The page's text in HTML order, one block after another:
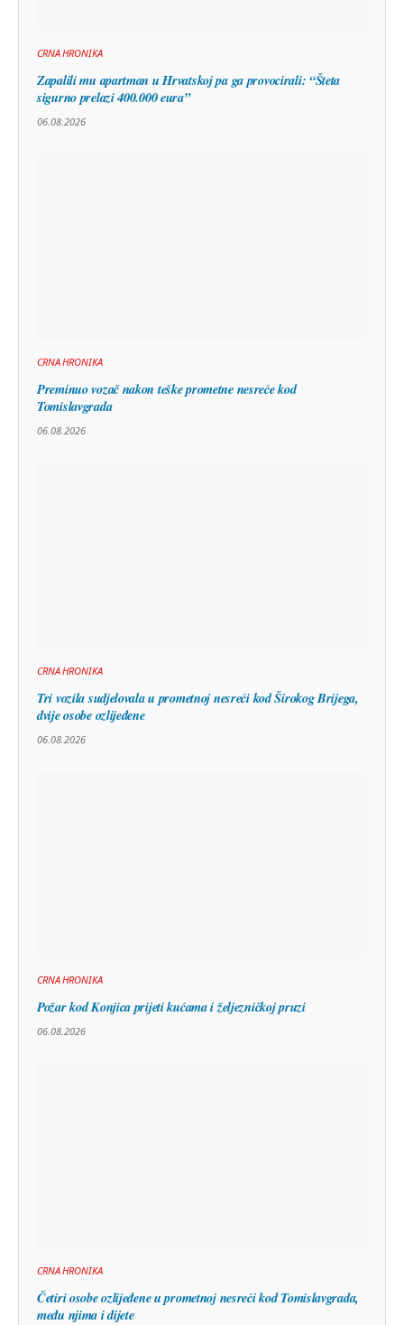
CRNA HRONIKA
Zapalili mu apartman u Hrvatskoj pa ga provocirali: “Šteta
sigurno prelazi 400.000 eura”
06.08.2026
CRNA HRONIKA
Preminuo vozač nakon teške prometne nesreće kod
Tomislavgrada
06.08.2026
CRNA HRONIKA
Tri vozila sudjelovala u prometnoj nesreći kod Širokog Brijega,
dvije osobe ozlijeđene
06.08.2026
CRNA HRONIKA
Požar kod Konjica prijeti kućama i željezničkoj pruzi
06.08.2026
CRNA HRONIKA
Četiri osobe ozlijeđene u prometnoj nesreći kod Tomislavgrada,
među njima i dijete